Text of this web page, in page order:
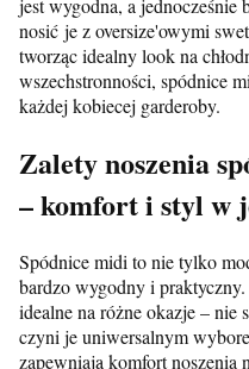
jest wygodna, a jednocześnie
nosić je z oversize'owymi
tworząc idealny look na
wszechstronności, spódnice
każdej kobiecej garderoby.
Zalety noszenia
– komfort i styl w
Spódnice midi to nie tylko
bardzo wygodny i praktyczny.
idealne na różne okazje – nie
czyni je uniwersalnym
zapewniają komfort noszenia